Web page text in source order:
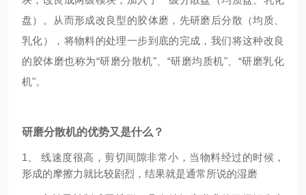
盘）。从而形成改良型的胶体磨，先研磨后分散（均质、
乳化），将物料的处理一步到底的完成，我们将这种改良
的胶体磨也称为“研磨分散机"、“研磨均质机"、“研磨乳化
机"。
研磨分散机的优势又是什么？
1、 线速度很高，剪切间隙非常小，当物料经过的时候，
形成的摩擦力就比较剧烈，结果就是通常所说的湿磨